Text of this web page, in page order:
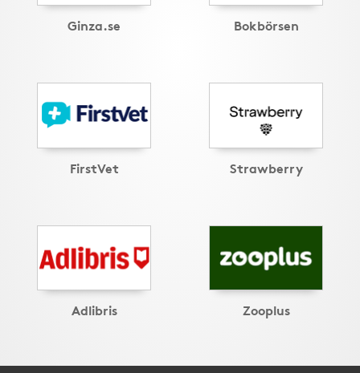
Ginza.se Bokbörsen
FirstVet Strawberry
Adlibris Zooplus